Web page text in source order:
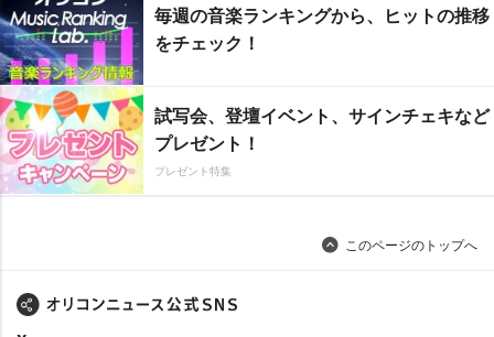
毎週の音楽ランキングから、ヒットの推移
をチェック！
試写会、登壇イベント、サインチェキなど
プレゼント！
プレゼント特集
このページのトップへ